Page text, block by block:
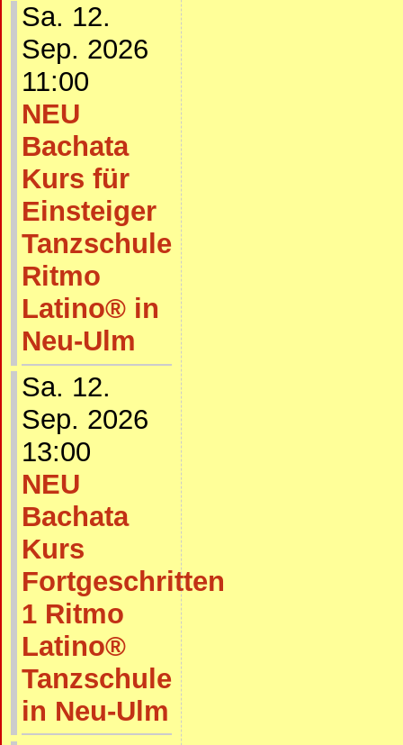
Sa. 12.
Sep. 2026
11:00
NEU
Bachata
Kurs für
Einsteiger
Tanzschule
Ritmo
Latino® in
Neu-Ulm
Sa. 12.
Sep. 2026
13:00
NEU
Bachata
Kurs
Fortgeschritten
1 Ritmo
Latino®
Tanzschule
in Neu-Ulm